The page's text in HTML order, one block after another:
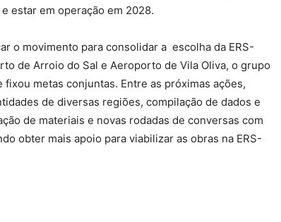
estar em operação em 2028.
o movimento para consolidar a escolha da ERS-
de Arroio do Sal e Aeroporto de Vila Oliva, o grupo
metas conjuntas. Entre as próximas ações,
de diversas regiões, compilação de dados e
de materiais e novas rodadas de conversas com
obter mais apoio para viabilizar as obras na ERS-